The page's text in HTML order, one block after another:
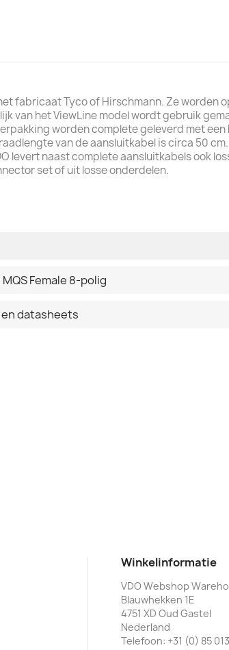
fabricaat Tyco of Hirschmann. Ze worden
van het ViewLine model wordt gebruik
worden complete geleverd met een
van de aansluitkabel is circa 50
levert naast complete aansluitkabels ook
set of uit losse onderdelen.
Female 8-polig
datasheets
Winkelinformatie
VDO Webshop
Blauwhekken 1E
4751 XD Oud Gastel
Nederland
Telefoon: +31 (0) 85